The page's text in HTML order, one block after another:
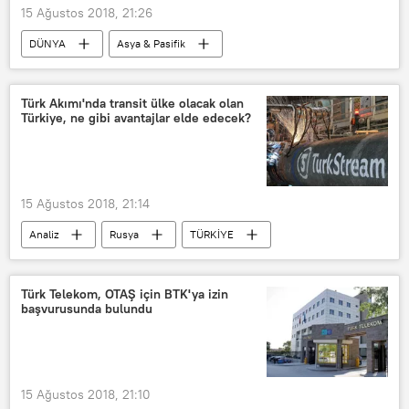
15 Ağustos 2018, 21:26
DÜNYA
Asya & Pasifik
Haberler
Kırgızistan
TÜRKİYE
Sooronbay Ceenbekov
Türk Akımı'nda transit ülke olacak olan
Türkiye, ne gibi avantajlar elde edecek?
15 Ağustos 2018, 21:14
Analiz Rusya
TÜRKİYE
Gazprom
Türk Akımı
Doğalgaz
Türk Telekom, OTAŞ için BTK'ya izin
başvurusunda bulundu
15 Ağustos 2018, 21:10